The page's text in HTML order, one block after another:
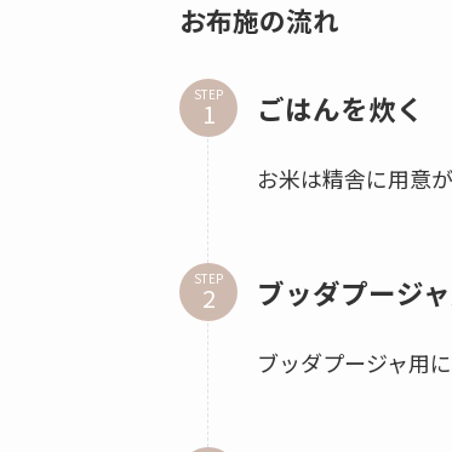
お布施の流れ
STEP ごはんを炊く
お米は精舎に用意が
STEP ブッダプージ
ブッダプージャ用